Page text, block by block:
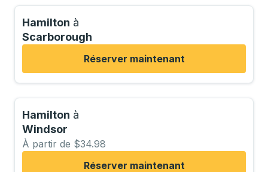
Hamilton à
Scarborough
Réserver maintenant
Hamilton à
Windsor
À partir de $34.98
Réserver maintenant